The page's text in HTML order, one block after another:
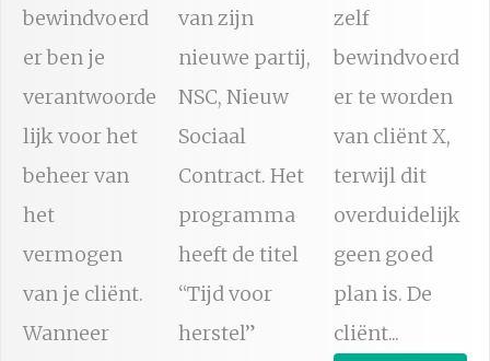
bewindvoerd
er ben je
verantwoorde
lijk voor het
beheer van
het
vermogen
van je cliënt.
Wanneer
van zijn
nieuwe partij,
NSC, Nieuw
Sociaal
Contract. Het
programma
heeft de titel
“Tijd voor
herstel”
zelf
bewindvoerd
er te worden
van cliënt X,
terwijl dit
overduidelijk
geen goed
plan is. De
cliënt...